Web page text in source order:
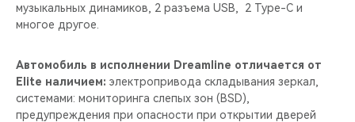
музыкальных динамиков, 2 разъема USB, 2 Type-C и
многое другое.
Автомобиль в исполнении Dreamline отличается от
Elite наличием: электропривода складывания зеркал,
системами: мониторинга слепых зон (BSD),
предупреждения при опасности при открытии дверей